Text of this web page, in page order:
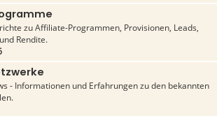
zu Affiliate-Programmen, Provisionen, Leads,
Rendite.
- Informationen und Erfahrungen zu den bekannten